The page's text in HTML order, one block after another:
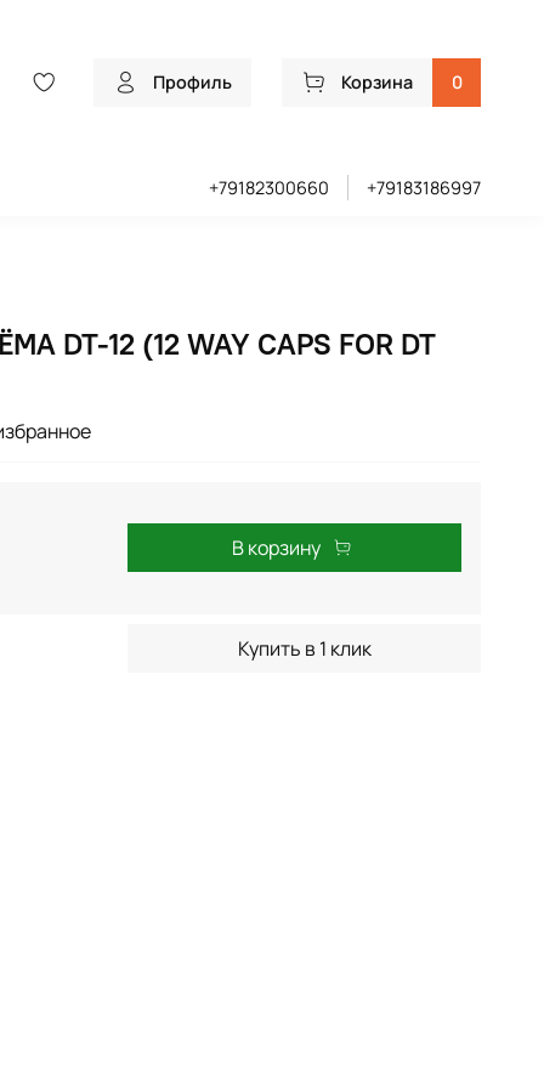
Профиль Корзина 0
+79182300660 +79183186997
DT-12 (12 WAY CAPS FOR DT
В корзину
Купить в 1 клик